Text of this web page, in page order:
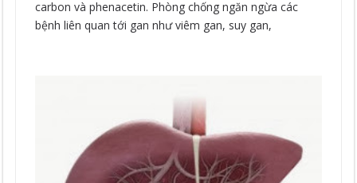
carbon và phenacetin. Phòng chống ngăn ngừa các
bệnh liên quan tới gan như viêm gan, suy gan,